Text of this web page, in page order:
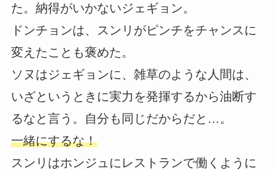
た。納得がいかないジェギョン。
ドンチョンは、スンリがピンチをチャンスに
変えたことも褒めた。
ソヌはジェギョンに、雑草のような人間は、
いざというときに実力を発揮するから油断す
るなと言う。自分も同じだからだと…。
一緒にするな！
スンリはホンジュにレストランで働くように